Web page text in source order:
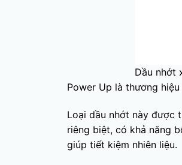
Dầu nhớt
Power Up là thương
Loại dầu nhớt này được
riêng biệt, có khả năng
giúp tiết kiệm nhiên liệu.